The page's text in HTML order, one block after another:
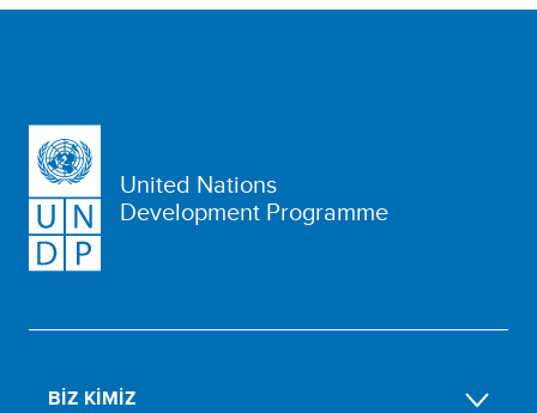
United Nations
Development Programme
BIZ KIMIZ